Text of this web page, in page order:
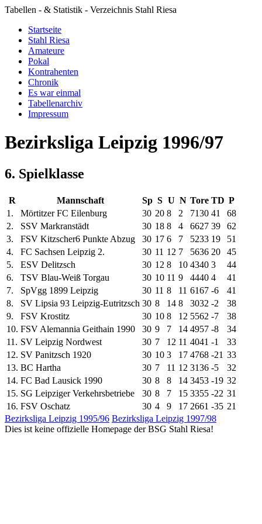
Tabellen - & Statistik - Verzeichnis Stahl Riesa
Startseite
Stahl Riesa
Amateure
Pokal
Kontrahenten
Chronik
Es war einmal
Tabellenarchiv
Impressum
Bezirksliga Leipzig 1996/97
6. Spielklasse
R Mannschaft Sp S U N Tore TD P
1.
Mörtitzer FC Eilenburg 30 20 8 2 7130 41
68
2.
SSV Markranstädt 30 18 8 4 6627 39
62
3.
FSV Kitzscher6 Punkte Abzug 30 17 6 7 5233 19
51
4.
FC Sachsen Leipzig 2. 30 11 12 7 5636 20
45
5.
ESV Delitzsch 30 12 8 10 4340 3
44
6.
TSV Blau-Weiß Torgau 30 10 11 9 4440 4
41
7.
SpVgg 1899 Leipzig 30 11 8 11 6167 -6
41
8.
SV Lipsia 93 Leipzig-Eutritzsch 30 8 14 8 3032 -2
38
9.
FSV Krostitz 30 10 8 12 5562 -7
38
10. FSV Alemannia Geithain 1990 30 9 7 14 4957 -8
34
11. SV Leipzig Nordwest 30 7 12 11 4041 -1
33
12. SV Panitzsch 1920 30 10 3 17 4768 -21 33
13. BC Hartha 30 7 11 12 3136 -5
32
14. FC Bad Lausick 1990 30 8 8 14 3453 -19 32
15. SG Leipziger Verkehrsbetriebe 30 8 7 15 3355 -22 31
16. FSV Oschatz 30 4 9 17 2661 -35 21
Bezirksliga Leipzig 1995/96 Bezirksliga Leipzig 1997/98
Dies ist keine offizielle Homepage der BSG Stahl Riesa!